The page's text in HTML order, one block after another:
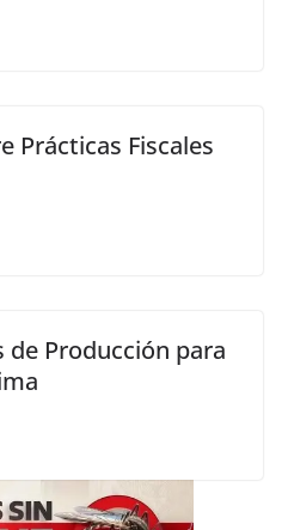
Prácticas Fiscales
de Producción para